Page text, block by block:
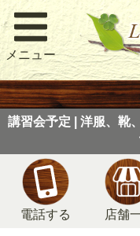
メニュー
講習会予定 | 洋服、靴
電話する 店舗